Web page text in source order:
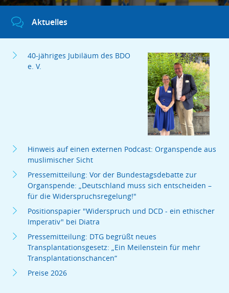
Aktuelles
40-jähriges Jubiläum des BDO
e. V.
Hinweis auf einen externen Podcast: Organspende aus
muslimischer Sicht
Pressemitteilung: Vor der Bundestagsdebatte zur
Organspende: „Deutschland muss sich entscheiden –
für die Widerspruchsregelung!"
Positionspapier "Widerspruch und DCD - ein ethischer
Imperativ" bei Diatra
Pressemitteilung: DTG begrüßt neues
Transplantationsgesetz: „Ein Meilenstein für mehr
Transplantationschancen“
Preise 2026